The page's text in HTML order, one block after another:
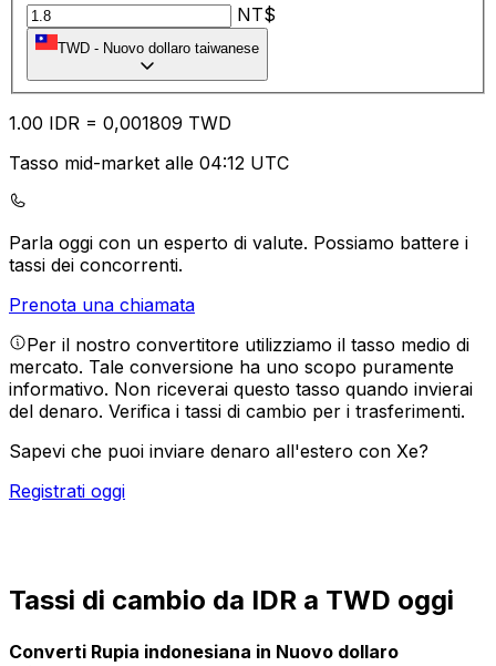
NT$
TWD - Nuovo dollaro taiwanese
1.00 IDR = 0,001809 TWD
Tasso mid-market alle 04:12 UTC
Parla oggi con un esperto di valute. Possiamo battere i
tassi dei concorrenti.
Prenota una chiamata
Per il nostro convertitore utilizziamo il tasso medio di
mercato. Tale conversione ha uno scopo puramente
informativo. Non riceverai questo tasso quando invierai
del denaro. Verifica i tassi di cambio per i trasferimenti.
Sapevi che puoi inviare denaro all'estero con Xe?
Registrati oggi
Tassi di cambio da IDR a TWD oggi
Converti Rupia indonesiana in Nuovo dollaro